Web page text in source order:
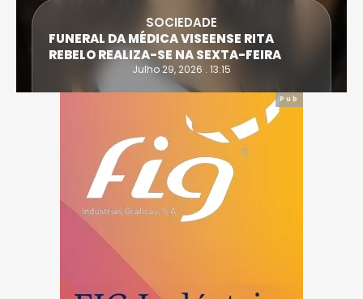
SOCIEDADE
FUNERAL DA MÉDICA VISEENSE RITA
REBELO REALIZA-SE NA SEXTA-FEIRA
Julho 29, 2026 . 13:15
Pub